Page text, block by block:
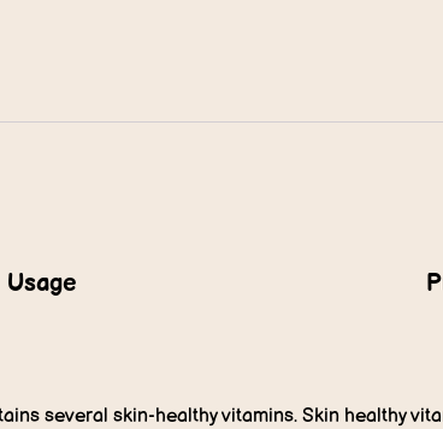
Usage
several skin-healthy vitamins. Skin healthy